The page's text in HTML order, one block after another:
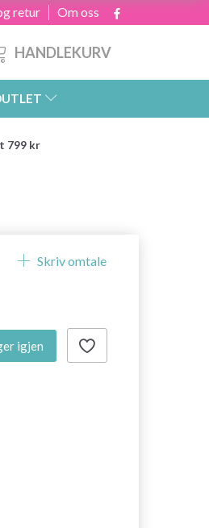
Om oss
retur
HANDLEKURV
799 kr
Skriv omtale
igjen